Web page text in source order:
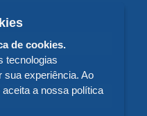
de cookies.
tecnologias
sua experiência. Ao
a nossa política